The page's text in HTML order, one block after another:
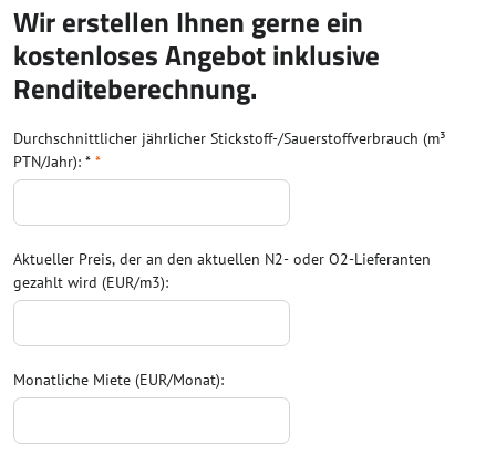
Wir erstellen Ihnen gerne ein
kostenloses Angebot inklusive
Renditeberechnung.
Durchschnittlicher jährlicher Stickstoff-/Sauerstoffverbrauch (m³
PTN/Jahr): * *
Aktueller Preis, der an den aktuellen N2- oder O2-Lieferanten
gezahlt wird (EUR/m3):
Monatliche Miete (EUR/Monat):